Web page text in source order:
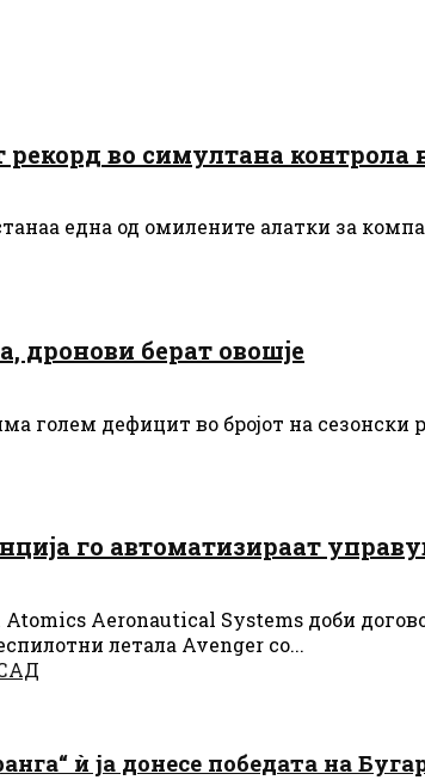
рекорд во симултана
една од омилените алатки за
дронови берат овошје
голем дефицит во бројот на
го автоматизираат
Aeronautical Systems доби
летала Avenger со...
ѝ ја донесе победата на